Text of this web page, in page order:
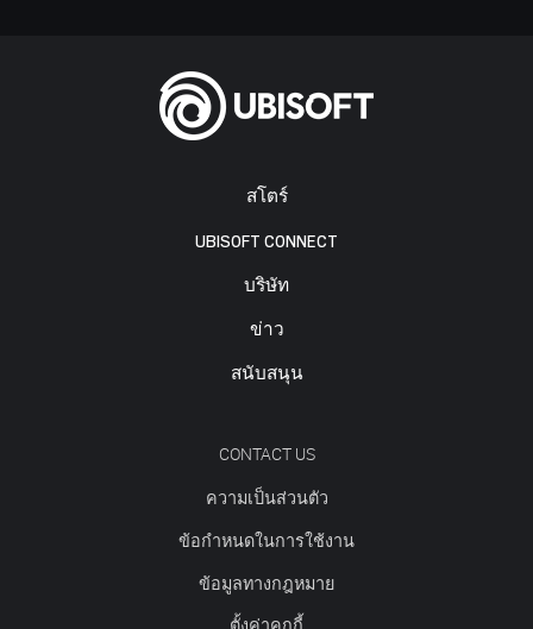
สโตร์
UBISOFT CONNECT
บริษัท
ข่าว
สนับสนุน
CONTACT US
ความเป็นส่วนตัว
ข้อกำหนดในการใช้งาน
ข้อมูลทางกฎหมาย